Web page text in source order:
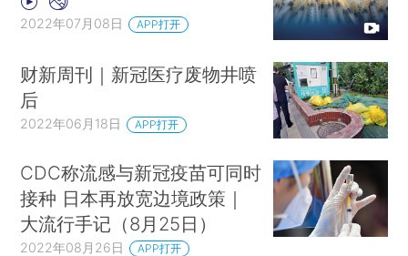
2022年07月08日 APP打开
财新周刊｜新冠医疗废物井喷
后
2022年06月18日 APP打开
CDC称流感与新冠疫苗可同时
接种 日本再放宽边境政策｜
大流行手记（8月25日）
2022年08月26日 APP打开